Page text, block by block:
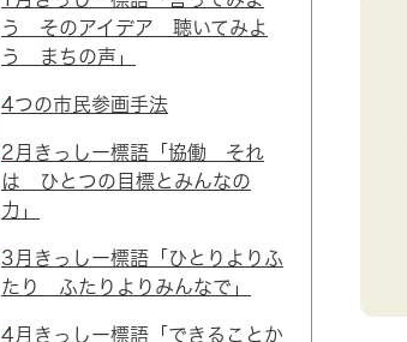
う そのアイデア 聴いてみよ
う まちの声」
4つの市民参画手法
2月きっしー標語「協働 それ
は ひとつの目標とみんなの
力」
3月きっしー標語「ひとりよりふ
たり ふたりよりみんなで」
4月きっしー標語「できることか